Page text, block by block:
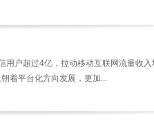
用户超过4亿，拉动移动互联网流量收
着平台化方向发展，更加...